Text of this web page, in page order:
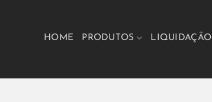
HOME PRODUTOS LIQUIDAÇÃO